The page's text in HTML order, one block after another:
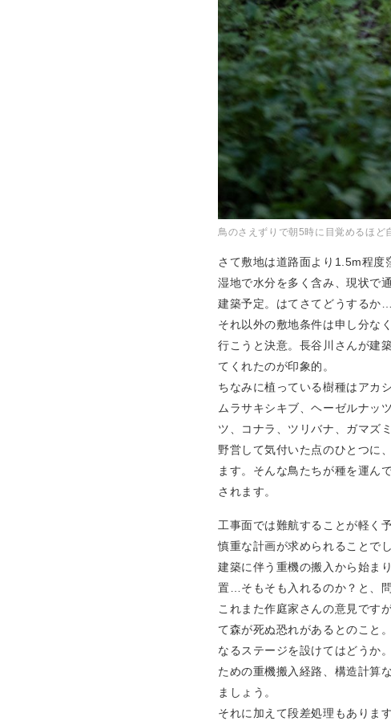
鳥のさえずりで朝5時に目覚めるほど
さて敷地は道路面より1.5m程度
湿地で水分を多く含み、現状で
建築予定。はてさてどうするか…
それ以外の敷地条件は申し分な
行こうと決意。長谷川さんが建
てくれたのが印象的。
ちなみに植っている樹種はアカ
ムラサキシキブ、ヘーゼルナッ
ツ、コナラ、ツリバナ、ガマズ
野営して気付いた点のひとつに
ます。そんな鳥たちが種を運ん
されます。
工事面では難航することが軽く
慎重な計画が求められることでし
建築に伴う重機の搬入から始ま
置…そもそも入れるのか？と、問
これまた作庭家さんの意見です
て森が死ぬ恐れがあるとのこと
なるステージを設けてはどうか
ための重機搬入経路、構造計算
ましょう。
それに加えて段差処理もありま